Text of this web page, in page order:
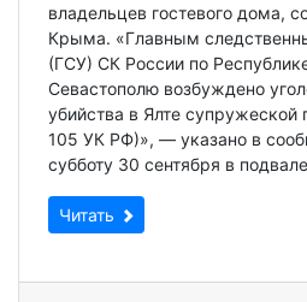
владельцев гостевого дома,
Крыма. «Главным
(ГСУ) СК России по
Севастополю возбуждено
убийства в Ялте супружеской
105 УК РФ)», — указано в
субботу 30 сентября в
Читать